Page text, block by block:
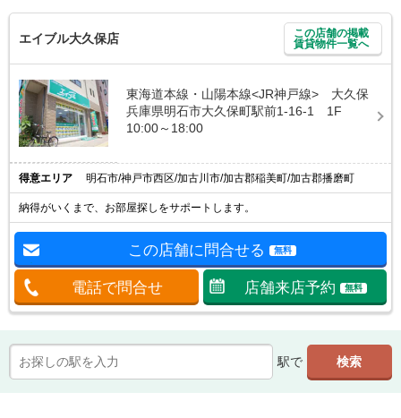
エイブル大久保店
この店舗の掲載
賃貸物件一覧へ
東海道本線・山陽本線<JR神戸線> 大久保
兵庫県明石市大久保町駅前1-16-1 1F
10:00～18:00
得意エリア 明石市/神戸市西区/加古川市/加古郡稲美町/加古郡播磨町
納得がいくまで、お部屋探しをサポートします。
この店舗に問合せる 無料
電話で問合せ 店舗来店予約 無料
駅で